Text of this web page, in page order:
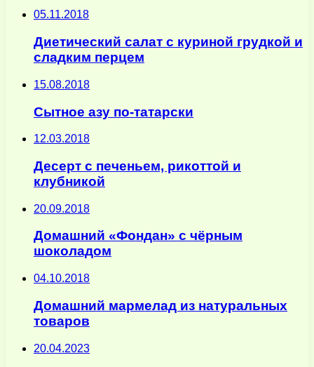
05.11.2018
Диетический салат с куриной грудкой и
сладким перцем
15.08.2018
Сытное азу по-татарски
12.03.2018
Десерт с печеньем, рикоттой и
клубникой
20.09.2018
Домашний «Фондан» с чёрным
шоколадом
04.10.2018
Домашний мармелад из натуральных
товаров
20.04.2023